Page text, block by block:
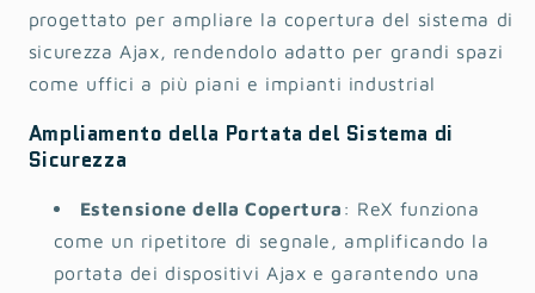
progettato per ampliare la copertura del sistema di
sicurezza Ajax, rendendolo adatto per grandi spazi
come uffici a più piani e impianti industrial
Ampliamento della Portata del Sistema di
Sicurezza
Estensione della Copertura : ReX funziona
come un ripetitore di segnale, amplificando la
portata dei dispositivi Ajax e garantendo una